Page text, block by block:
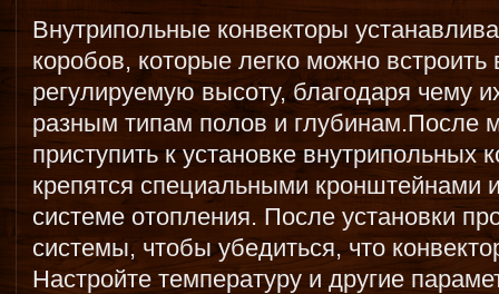
Внутрипольные конвекторы
коробов, которые легко можно
регулируемую высоту, благодаря чему
разным типам полов и глубинам.После
приступить к установке внутрипольных
крепятся специальными кронштейнами
системе отопления. После установки
системы, чтобы убедиться, что
Настройте температуру и другие